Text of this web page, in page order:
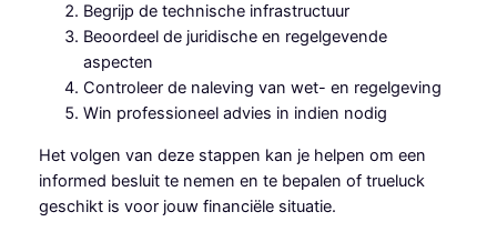
Begrijp de technische infrastructuur
Beoordeel de juridische en regelgevende
aspecten
Controleer de naleving van wet- en regelgeving
Win professioneel advies in indien nodig
Het volgen van deze stappen kan je helpen om een
informed besluit te nemen en te bepalen of trueluck
geschikt is voor jouw financiële situatie.